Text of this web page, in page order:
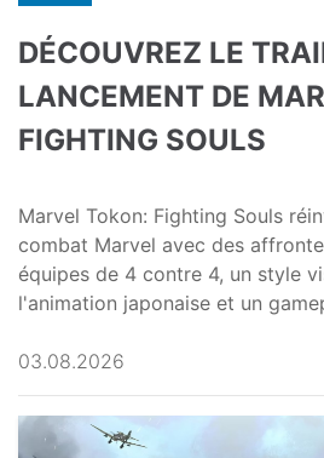
DÉCOUVREZ LE
LANCEMENT DE
FIGHTING SOULS
Marvel Tokon: Fighting Souls
combat Marvel avec des
équipes de 4 contre 4, un style
l'animation japonaise et un
03.08.2026